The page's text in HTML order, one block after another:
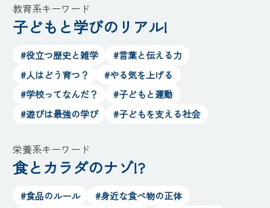
教育系キーワード
子どもと学びのリアル!
#役立つ歴史と雑学
#言葉と伝える力
#人はどう育つ？
#やる気を上げる
#学校ってなんだ？
#子どもと運動
#遊びは最強の学び
#子どもを支える社会
栄養系キーワード
食とカラダのナゾ!?
#食品のルール
#身近な食べ物の正体